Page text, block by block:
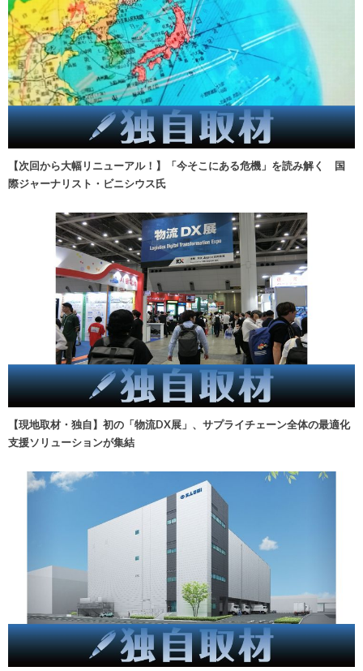
【次回から大幅リニューアル！】「今そこにある危機」を読み解く 国
際ジャーナリスト・ビニシウス氏
【現地取材・独自】初の「物流DX展」、サプライチェーン全体の最適化
支援ソリューションが集結